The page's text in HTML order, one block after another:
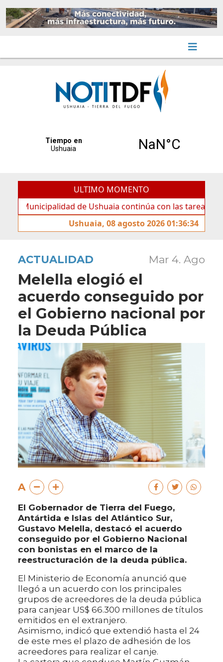
ULTIMO MOMENTO
de Ushuaia continúa con las tareas de
Ushuaia, 08 agosto 2026 01:36:34
ACTUALIDAD Mar 4. Ago
Melella elogió el
acuerdo conseguido por
el Gobierno nacional por
la Deuda Pública
A
El Gobernador de Tierra del Fuego,
Antártida e Islas del Atlántico Sur,
Gustavo Melella, destacó el acuerdo
conseguido por el Gobierno Nacional
con bonistas en el marco de la
reestructuración de la deuda pública.
El Ministerio de Economía anunció que
llegó a un acuerdo con los principales
grupos de acreedores de la deuda pública
para canjear US$ 66.300 millones de títulos
emitidos en el extranjero.
Asimismo, indicó que extendió hasta el 24
de este mes el plazo de adhesión de los
acreedores para realizar el canje.